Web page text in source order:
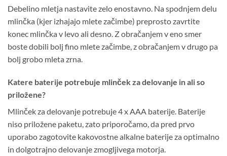
Debelino mletja nastavite zelo enostavno. Na spodnjem delu
mlinčka (kjer izhajajo mlete začimbe) preprosto zavrtite
konec mlinčka v levo ali desno. Z obračanjem v eno smer
boste dobili bolj fino mlete začimbe, z obračanjem v drugo pa
bolj grobo mleta zrna.
Katere baterije potrebuje mlinček za delovanje in ali so
priložene?
Mlinček za delovanje potrebuje 4 x AAA baterije. Baterije
niso priložene paketu, zato priporočamo, da pred prvo
uporabo zagotovite kakovostne alkalne baterije za optimalno
in dolgotrajno delovanje zmogljivega motorja.